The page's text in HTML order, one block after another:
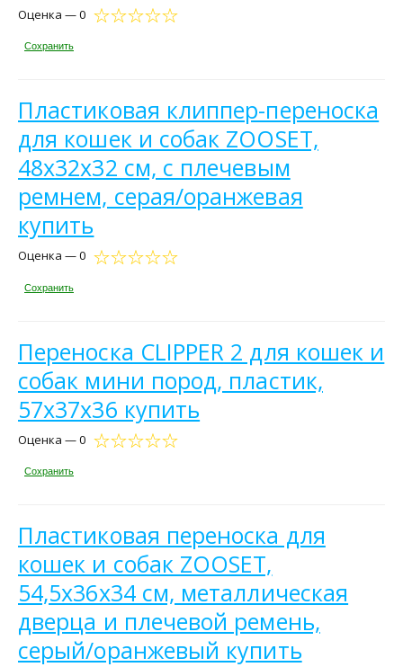
Оценка — 0
Сохранить
Пластиковая клиппер-переноска
для кошек и собак ZOOSET,
48х32х32 см, с плечевым
ремнем, серая/оранжевая
купить
Оценка — 0
Сохранить
Переноска CLIPPER 2 для кошек и
собак мини пород, пластик,
57х37х36 купить
Оценка — 0
Сохранить
Пластиковая переноска для
кошек и собак ZOOSET,
54,5х36х34 см, металлическая
дверца и плечевой ремень,
серый/оранжевый купить